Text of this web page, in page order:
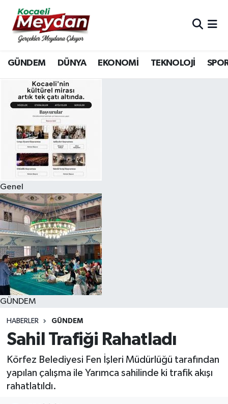
GÜNDEM DÜNYA EKONOMİ TEKNOLOJİ
Genel
GÜNDEM
HABERLER GÜNDEM
Sahil Trafiği Rahatladı
Körfez Belediyesi Fen İşleri Müdürlüğü tarafından
yapılan çalışma ile Yarımca sahilinde ki trafik akışı
rahatlatıldı.
Nöbetçi Eczaneler
Hava Durumu
Trafik Durumu
Süper Lig Puan Durumu ve Fikstür
Tüm Manşetler
Son Dakika Haberleri
Haber Arşivi